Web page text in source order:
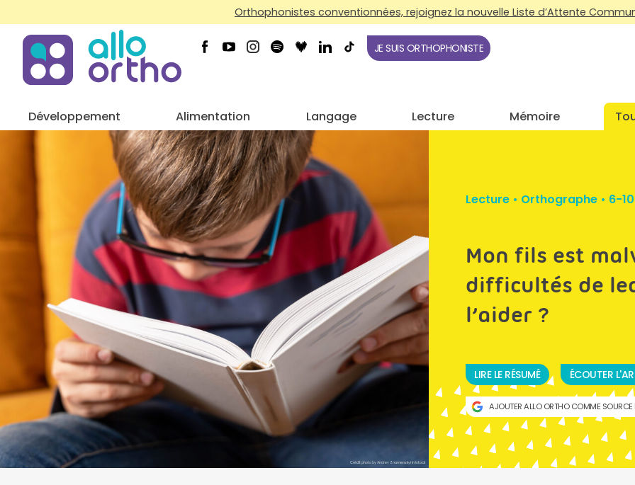
Orthophonistes conventionnées, rejoignez la nouvelle Liste d’Attente
JE SUIS ORTHOPHONISTE
Développement Alimentation Langage Lecture Mémoire
Crédit photo by Andrey Znamenskyi in Istock
Lecture• Orthographe• 6-
Mon fils est
difficultés de
l’aider ?
LIRE LE RÉSUMÉ ÉCOUTER
AJOUTER ALLO ORTHO COMME SOURCE